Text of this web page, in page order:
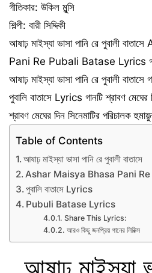
গীতিকার: উকিল মুন্সি
শিল্পী: বারী সিদ্দিকী
আষাঢ় মাইস্যা ভাসা পানি রে পুবালী
Pani Re Pubali Batase Lyrics
আষাঢ় মাইস্যা ভাসা পানি রে পুবালী বাতাসে
পুবালি বাতাসে Lyrics গানটি শ্রাবণ মেঘের
শ্রাবণ মেঘের দিন সিনেমাটির পরিচালক
Table of Contents
আষাঢ় মাইস্যা ভাসা পানি রে পুবালী বাতাসে
Ashar Maisya Bhasa Pani
পুবালি বাতাসে Lyrics
Pubuli Batase Lyrics
Share This Lyrics:
আরও কিছু জনপ্রিয় গানের লিরিক্স